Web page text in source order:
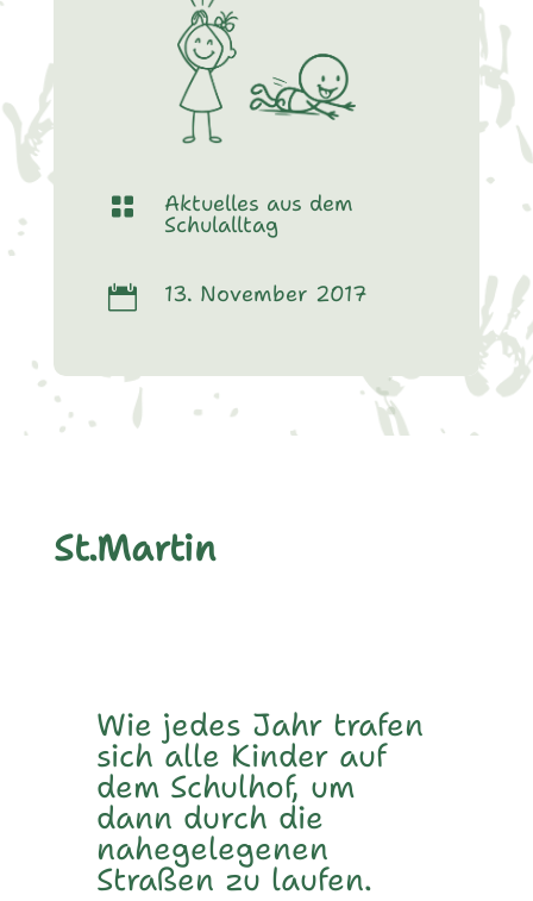
 Aktuelles aus dem
Schulalltag
 13. November 2017
St.Martin
Wie jedes Jahr trafen
sich alle Kinder auf
dem Schulhof, um
dann durch die
nahegelegenen
Straßen zu laufen.